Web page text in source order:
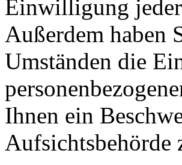
Einwilligung
Außerdem haben
Umständen die
Ihnen ein
Aufsichtsbehörde